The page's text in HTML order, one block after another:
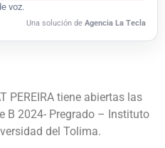
voz.
Una solución de Agencia La Tecla
PEREIRA tiene abiertas las
B 2024- Pregrado – Instituto
del Tolima.